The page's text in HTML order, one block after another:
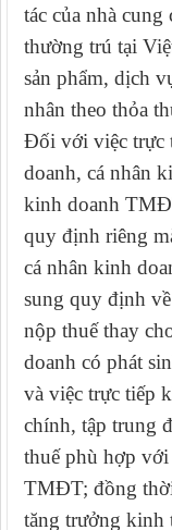
tác của nhà
thường trú tại
sản phẩm, dịch
nhân theo thỏa
Đối với việc trực
doanh, cá nhân
kinh doanh
quy định riêng
cá nhân kinh
sung quy định
nộp thuế thay
doanh có phát
và việc trực tiếp
chính, tập trung
thuế phù hợp
TMĐT; đồng
tăng trưởng kinh